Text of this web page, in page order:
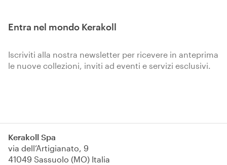
Entra nel mondo Kerakoll
Iscriviti alla nostra newsletter per ricevere in anteprima
le nuove collezioni, inviti ad eventi e servizi esclusivi.
Kerakoll Spa
via dell’Artigianato, 9
41049 Sassuolo (MO) Italia